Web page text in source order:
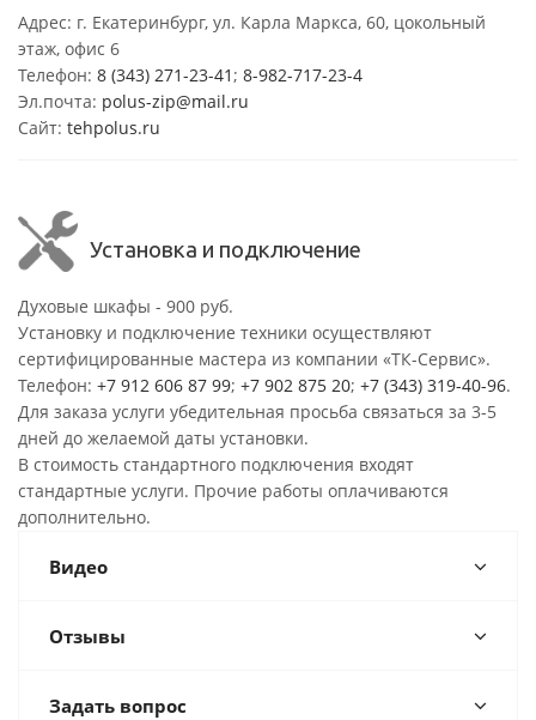
Адрес: г. Екатеринбург, ул. Карла Маркса, 60, цокольный
этаж, офис 6
Телефон: 8 (343) 271-23-41 ; 8-982-717-23-4
Эл.почта: polus-zip@mail.ru
Сайт: tehpolus.ru
Установка и подключение
Духовые шкафы - 900 руб.
Установку и подключение техники осуществляют
сертифицированные мастера из компании «ТК-Сервис».
Телефон: +7 912 606 87 99; +7 902 875 20; +7 (343) 319-40-96.
Для заказа услуги убедительная просьба связаться за 3-5
дней до желаемой даты установки.
В стоимость стандартного подключения входят
стандартные услуги. Прочие работы оплачиваются
дополнительно.
Видео
Отзывы
Задать вопрос